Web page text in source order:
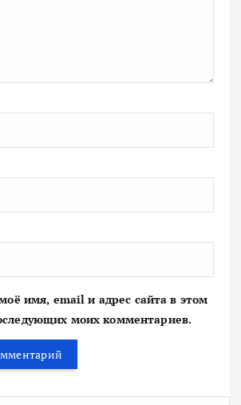
имя, email и адрес сайта в этом
моих комментариев.